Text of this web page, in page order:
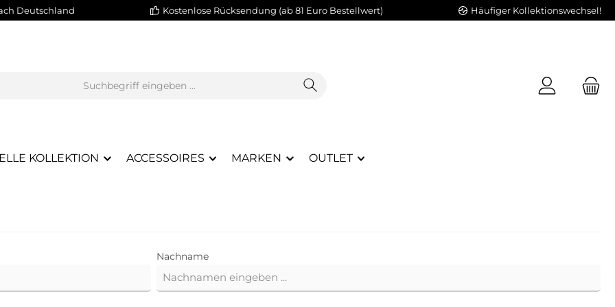
Deutschland Kostenlose Rücksendung (ab 81 Euro Bestellwert) Häufiger Kollektionswechsel!
KOLLEKTION ACCESSOIRES MARKEN OUTLET
Nachname